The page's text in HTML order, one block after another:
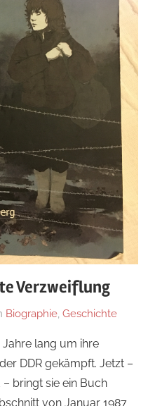
Verzweiflung
Biographie Geschichte
Jahre lang um ihre
DDR gekämpft. Jetzt –
bringt sie ein Buch
von Januar 1987